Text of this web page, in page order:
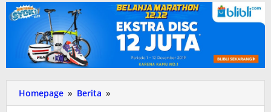
Homepage » Berita »
Pusaka